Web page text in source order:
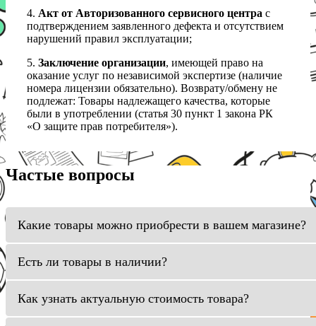
4. Акт от Авторизованного сервисного центра с
подтверждением заявленного дефекта и отсутствием
нарушений правил эксплуатации;
5. Заключение организации, имеющей право на
оказание услуг по независимой экспертизе (наличие
номера лицензии обязательно). Возврату/обмену не
подлежат: Товары надлежащего качества, которые
были в употреблении (статья 30 пункт 1 закона РК
«О защите прав потребителя»).
Частые вопросы
Какие товары можно приобрести в вашем магазине?
Есть ли товары в наличии?
Как узнать актуальную стоимость товара?